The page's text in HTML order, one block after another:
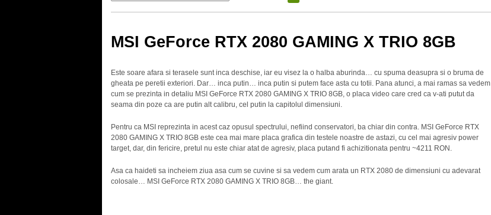
MSI GeForce RTX 2080 GAMING X TRIO 8GB
Este soare afara si terasele sunt inca deschise, iar eu visez la o halba aburinda… cu spuma deasupra si o bruma de
gheata pe peretii exteriori. Dar… inca putin… inca putin si putem face asta cu totii. Pana atunci, a mai ramas sa vedem
cum se prezinta in detaliu MSI GeForce RTX 2080 GAMING X TRIO 8GB, o placa video care cred ca v-ati putut da
seama din poze ca are putin alt calibru, cel putin la capitolul dimensiuni.
Pentru ca MSI reprezinta in acest caz opusul spectrului, nefiind conservatori, ba chiar din contra. MSI GeForce RTX
2080 GAMING X TRIO 8GB este cea mai mare placa grafica din testele noastre de astazi, cu cel mai agresiv power
target, dar, din fericire, pretul nu este chiar atat de agresiv, placa putand fi achizitionata pentru ~4211 RON.
Asa ca haideti sa incheiem ziua asa cum se cuvine si sa vedem cum arata un RTX 2080 de dimensiuni cu adevarat
colosale… MSI GeForce RTX 2080 GAMING X TRIO 8GB… the giant.